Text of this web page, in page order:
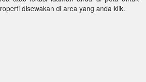
disewakan di area yang anda klik.